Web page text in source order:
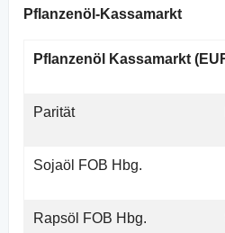
Pflanzenöl-Kassamarkt
Pflanzenöl Kassamarkt
Parität
Sojaöl FOB Hbg.
Rapsöl FOB Hbg.